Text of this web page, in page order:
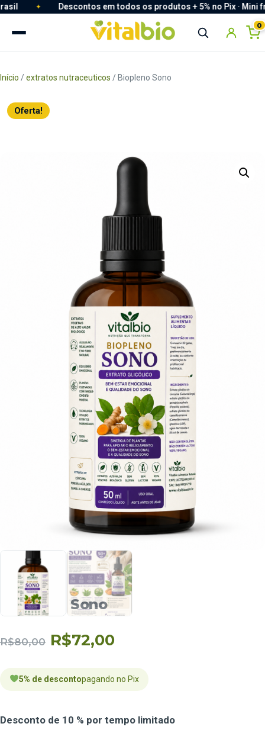
Descontos em todos os produtos + 5% no Pix · Mini frete
Descontos em todos os produtos + 5% no Pix · Mini frete
0
Início /extratos nutraceuticos / Biopleno Sono
Oferta!
Biopleno Sono
R$80,00 R$72,00
5% de descontopagando no Pix
Desconto de 10 % por tempo limitado